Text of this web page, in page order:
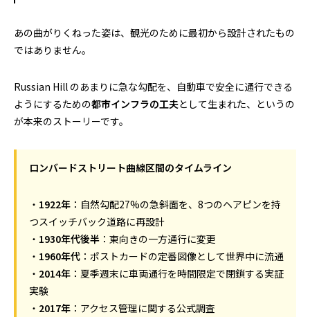
あの曲がりくねった姿は、観光のために最初から設計されたもの
ではありません。
Russian Hill のあまりに急な勾配を、自動車で安全に通行できる
ようにするための都市インフラの工夫として生まれた、というの
が本来のストーリーです。
ロンバードストリート曲線区間のタイムライン
・ 1922年 ：自然勾配27%の急斜面を、8つのヘアピンを持
つスイッチバック道路に再設計
・ 1930年代後半 ：東向きの一方通行に変更
・ 1960年代 ：ポストカードの定番図像として世界中に流通
・ 2014年 ：夏季週末に車両通行を時間限定で閉鎖する実証
実験
・ 2017年 ：アクセス管理に関する公式調査